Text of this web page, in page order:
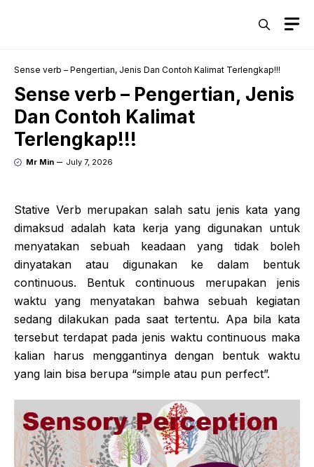
Sense verb – Pengertian, Jenis Dan Contoh Kalimat Terlengkap!!!
Sense verb – Pengertian, Jenis
Dan Contoh Kalimat
Terlengkap!!!
Mr Min July 7, 2026
Stative Verb merupakan salah satu jenis kata yang
dimaksud adalah kata kerja yang digunakan untuk
menyatakan sebuah keadaan yang tidak boleh
dinyatakan atau digunakan ke dalam bentuk
continuous. Bentuk continuous merupakan jenis
waktu yang menyatakan bahwa sebuah kegiatan
sedang dilakukan pada saat tertentu. Apa bila kata
tersebut terdapat pada jenis waktu continuous maka
kalian harus menggantinya dengan bentuk waktu
yang lain bisa berupa “simple atau pun perfect”.